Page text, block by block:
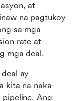
at
na pagtukoy
sa mga
rate at
mga deal.
ay
kita na naka-
pipeline. Ang